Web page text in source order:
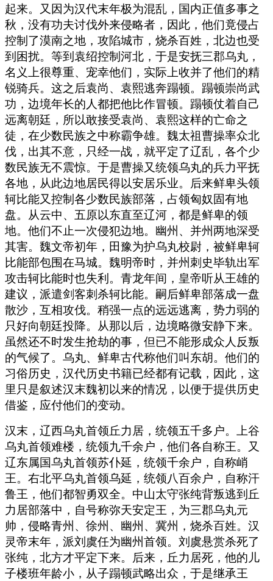
起来。又因为汉代末年极为混乱，国内正值多事之
秋，没有功夫讨伐外来侵略者，因此，他们竟侵占
控制了漠南之地，攻陷城市，烧杀百姓，北边也受
到困扰。等到袁绍控制河北，于是安抚三郡乌丸，
名义上很尊重、宠幸他们，实际上收并了他们的精
锐骑兵。这之后袁尚、袁熙逃奔蹋顿。蹋顿崇尚武
功，边境年长的人都把他比作冒顿。蹋顿仗着自己
远离朝廷，所以敢接受袁尚、袁熙这样的亡命之
徒，在少数民族之中称霸争雄。魏太祖曹操率众北
伐，出其不意，只经一战，就平定了辽乱，各个少
数民族无不震惊。于是曹操又统领乌丸的兵力平抚
各地，从此边地居民得以安居乐业。后来鲜卑头领
轲比能又控制各少数民族部落，占领匈奴固有地
盘。从云中、五原以东直至辽河，都是鲜卑的领
地。他们不止一次侵犯边地。幽州、并州两地深受
其害。魏文帝初年，田豫为护乌丸校尉，被鲜卑轲
比能部包围在马城。魏明帝时，并州刺史毕轨出军
攻击轲比能时也失利。青龙年间，皇帝听从王雄的
建议，派遣剑客刺杀轲比能。嗣后鲜卑部落成一盘
散沙，互相攻伐。稍强一点的远远逃离，势力弱的
只好向朝廷投降。从那以后，边境略微安静下来。
虽然还不时发生抢劫的事，但已不能形成众人反叛
的气候了。乌丸、鲜卑古代称他们叫东胡。他们的
习俗历史，汉代历史书籍已经都有记载，因此，这
里只是叙述汉末魏初以来的情况，以便于提供历史
借鉴，应付他们的变动。
汉末，辽西乌丸首领丘力居，统领五千多户。上谷
乌丸首领难楼，统领九千余户，他们各自称王。又
辽东属国乌丸首领苏仆延，统领千余户，自称峭
王。右北平乌丸首领乌延，统领八百余户，自称汗
鲁王，他们都智勇双全。中山太守张纯背叛逃到丘
力居部落中，自号称弥天安定王，为三郡乌丸元
帅，侵略青州、徐州、幽州、冀州，烧杀百姓。汉
灵帝末年，派刘虞任为幽州首领。刘虞悬赏杀死了
张纯，北方才平定下来。后来，丘力居死，他的儿
子楼班年龄小，从子蹋顿武略出众，于是继承王